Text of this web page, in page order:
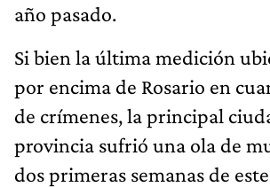
año pasado.
Si bien la última medición
por encima de Rosario en
de crímenes, la principal
provincia sufrió una ola de
dos primeras semanas de